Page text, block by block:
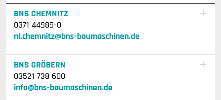
BNS CHEMNITZ
0371 44989-0
nl.chemnitz@bns-baumaschinen.de
BNS GRÖBERN
03521 738 600
info@bns-baumaschinen.de